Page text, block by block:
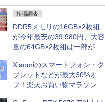
相場調査
DDR5メモリの16GB×2枚組
が今年最安の39,980円、大容
量の64GB×2枚組は一部が続
騰 [8月前半のメモリ価格]
Xiaomiのスマートフォン・タ
ブレットなどが最大30%オ
フ！楽天お買い物マラソン